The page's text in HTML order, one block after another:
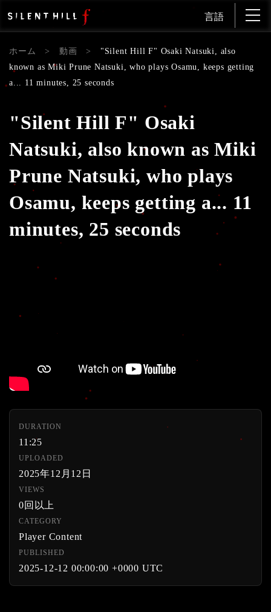
言語
ホーム > 動画 >
"Silent Hill F" Osaki Natsuki, also
known as Miki Prune Natsuki, who plays Osamu, keeps getting
a... 11 minutes, 25 seconds
"Silent Hill F" Osaki
Natsuki, also known as Miki
Prune Natsuki, who plays
Osamu, keeps getting a... 11
minutes, 25 seconds
DURATION
11:25
UPLOADED
2025年12月12日
VIEWS
0回以上
CATEGORY
Player Content
PUBLISHED
2025-12-12 00:00:00 +0000 UTC